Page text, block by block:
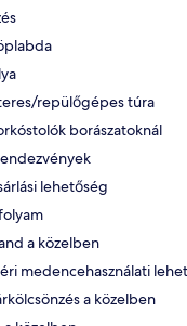
repülőgépes túra
borászatoknál
lehetőség
a közelben
medencehasználati
a közelben